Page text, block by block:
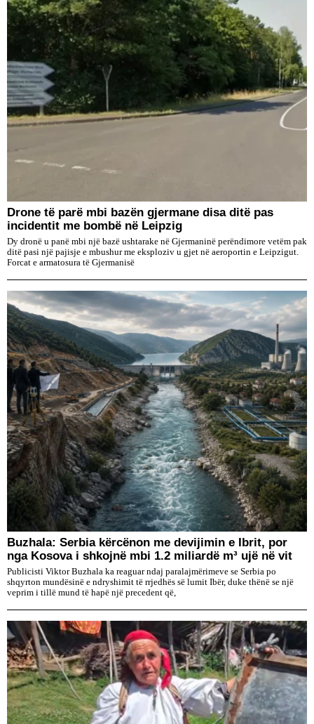
Drone të parë mbi bazën gjermane disa ditë pas
incidentit me bombë në Leipzig
Dy dronë u panë mbi një bazë ushtarake në Gjermaninë perëndimore vetëm pak
ditë pasi një pajisje e mbushur me eksploziv u gjet në aeroportin e Leipzigut.
Forcat e armatosura të Gjermanisë
Buzhala: Serbia kërcënon me devijimin e Ibrit, por
nga Kosova i shkojnë mbi 1.2 miliardë m³ ujë në vit
Publicisti Viktor Buzhala ka reaguar ndaj paralajmërimeve se Serbia po
shqyrton mundësinë e ndryshimit të rrjedhës së lumit Ibër, duke thënë se një
veprim i tillë mund të hapë një precedent që,